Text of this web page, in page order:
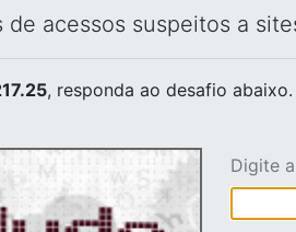
acessos suspeitos a
, responda ao desafio abaixo.
Digite